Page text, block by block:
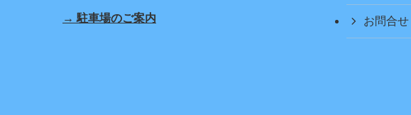
→ 駐車場のご案内 お問合せ